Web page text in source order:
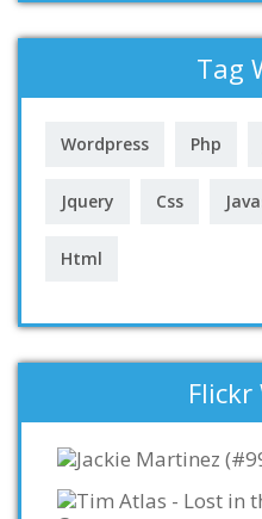
Tag
Wordpress Php
Jquery Css
Html